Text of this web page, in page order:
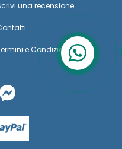
una recensione
e Condizioni